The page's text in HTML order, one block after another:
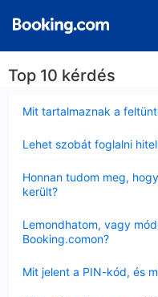
Top 10 kérdés
Mit tartalmaznak a
Lehet szobát foglalni
Honnan tudom meg,
került?
Lemondhatom, vagy
Booking.comon?
Mit jelent a PIN-kód, és